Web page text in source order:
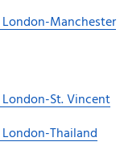
Manchester
St. Vincent
Thailand